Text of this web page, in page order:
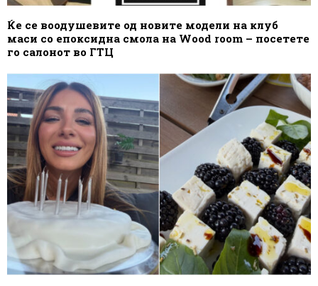
Ќе се воодушевите од новите модели на клуб
маси со епоксидна смола на Wood room – посетете
го салонот во ГТЦ